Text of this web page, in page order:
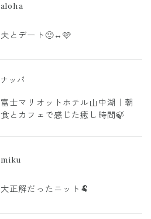
aloha
夫とデート🙂‍↔️🩷
ナッパ
富士マリオットホテル山中湖｜朝
食とカフェで感じた癒し時間🍃
miku
大正解だったニット🐏